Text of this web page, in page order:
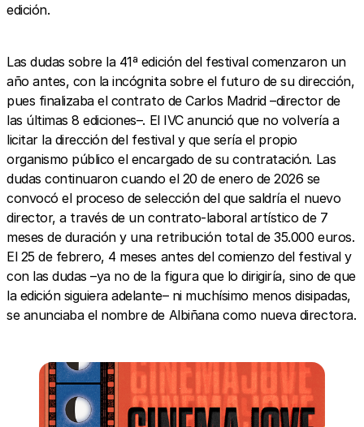
edición.
Las dudas sobre la 41ª edición del festival comenzaron un
año antes, con la incógnita sobre el futuro de su dirección,
pues finalizaba el contrato de Carlos Madrid –director de
las últimas 8 ediciones–. El IVC anunció que no volvería a
licitar la dirección del festival y que sería el propio
organismo público el encargado de su contratación. Las
dudas continuaron cuando el 20 de enero de 2026 se
convocó el proceso de selección del que saldría el nuevo
director, a través de un contrato-laboral artístico de 7
meses de duración y una retribución total de 35.000 euros.
El 25 de febrero, 4 meses antes del comienzo del festival y
con las dudas –ya no de la figura que lo dirigiría, sino de que
la edición siguiera adelante– ni muchísimo menos disipadas,
se anunciaba el nombre de Albiñana como nueva directora.